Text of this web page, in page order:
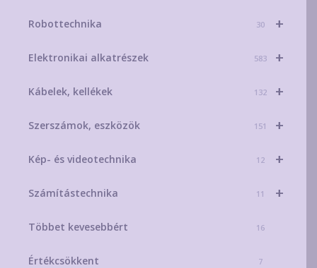
+
Robottechnika 30
+
Elektronikai alkatrészek 583
+
Kábelek, kellékek 132
+
Szerszámok, eszközök 151
+
Kép- és videotechnika 12
+
Számítástechnika 11
Többet kevesebbért 16
Értékcsökkent 7